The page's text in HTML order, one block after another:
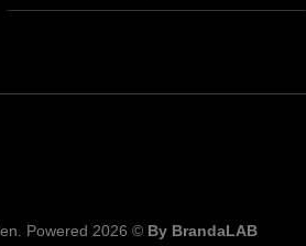
Powered 2026 © By BrandaLAB